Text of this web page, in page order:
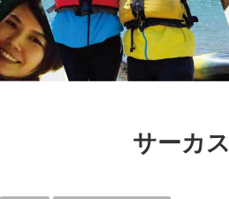
サーカス